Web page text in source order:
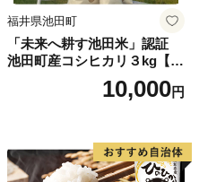
福井県池田町
「未来へ耕す池田米」認証
池田町産コシヒカリ３kg【お
1人様につき３セットまで】
10,000円